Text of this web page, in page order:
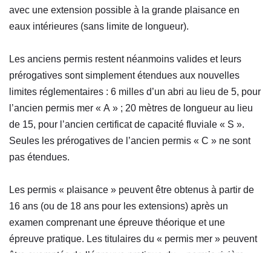
avec une extension possible à la grande plaisance en
eaux intérieures (sans limite de longueur).
Les anciens permis restent néanmoins valides et leurs
prérogatives sont simplement étendues aux nouvelles
limites réglementaires : 6 milles d’un abri au lieu de 5, pour
l’ancien permis mer « A » ; 20 mètres de longueur au lieu
de 15, pour l’ancien certificat de capacité fluviale « S ».
Seules les prérogatives de l’ancien permis « C » ne sont
pas étendues.
Les permis « plaisance » peuvent être obtenus à partir de
16 ans (ou de 18 ans pour les extensions) après un
examen comprenant une épreuve théorique et une
épreuve pratique. Les titulaires du « permis mer » peuvent